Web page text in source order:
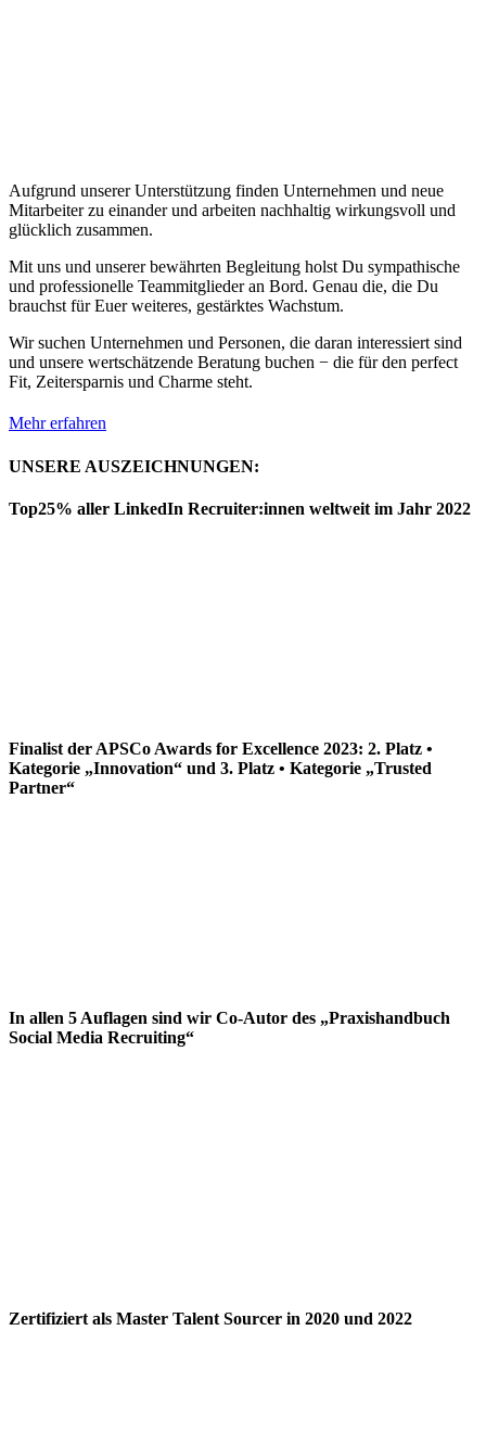
Aufgrund unserer Unterstützung finden Unternehmen und neue
Mitarbeiter zu einander und arbeiten nachhaltig wirkungsvoll und
glücklich zusammen.
Mit uns und unserer bewährten Begleitung holst Du sympathische
und professionelle Teammitglieder an Bord. Genau die, die Du
brauchst für Euer weiteres, gestärktes Wachstum.
Wir suchen Unternehmen und Personen, die daran interessiert sind
und unsere wertschätzende Beratung buchen − die für den perfect
Fit, Zeitersparnis und Charme steht.
Mehr erfahren
UNSERE AUSZEICHNUNGEN:
Top25% aller LinkedIn Recruiter:innen weltweit im Jahr 2022
Finalist der APSCo Awards for Excellence 2023: 2. Platz •
Kategorie „Innovation“ und 3. Platz • Kategorie „Trusted
Partner“
In allen 5 Auflagen sind wir Co-Autor des „Praxishandbuch
Social Media Recruiting“
Zertifiziert als Master Talent Sourcer in 2020 und 2022